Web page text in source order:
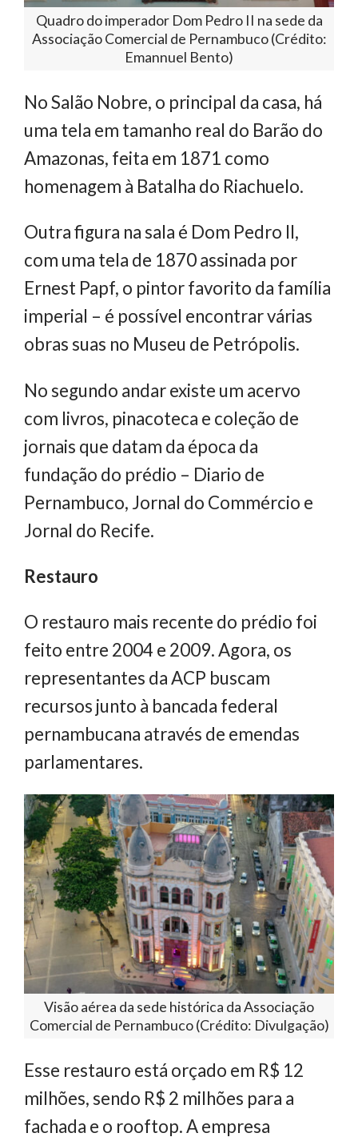
Quadro do imperador Dom Pedro II na sede da
Associação Comercial de Pernambuco (Crédito:
Emannuel Bento)
No Salão Nobre, o principal da casa, há
uma tela em tamanho real do Barão do
Amazonas, feita em 1871 como
homenagem à Batalha do Riachuelo.
Outra figura na sala é Dom Pedro II,
com uma tela de 1870 assinada por
Ernest Papf, o pintor favorito da família
imperial – é possível encontrar várias
obras suas no Museu de Petrópolis.
No segundo andar existe um acervo
com livros, pinacoteca e coleção de
jornais que datam da época da
fundação do prédio – Diario de
Pernambuco, Jornal do Commércio e
Jornal do Recife.
Restauro
O restauro mais recente do prédio foi
feito entre 2004 e 2009. Agora, os
representantes da ACP buscam
recursos junto à bancada federal
pernambucana através de emendas
parlamentares.
Visão aérea da sede histórica da Associação
Comercial de Pernambuco (Crédito: Divulgação)
Esse restauro está orçado em R$ 12
milhões, sendo R$ 2 milhões para a
fachada e o rooftop. A empresa